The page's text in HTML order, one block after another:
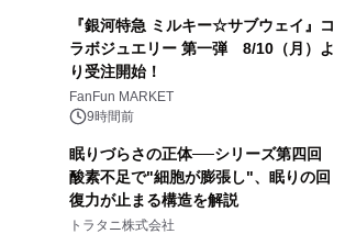
『銀河特急 ミルキー☆サブウェイ』コ
ラボジュエリー 第一弾 8/10（月）よ
り受注開始！
FanFun MARKET
9時間前
眠りづらさの正体──シリーズ第四回
酸素不足で"細胞が膨張し"、眠りの回
復力が止まる構造を解説
トラタニ株式会社